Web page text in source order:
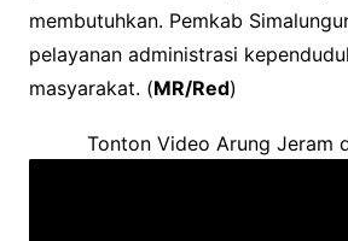
membutuhkan. Pemkab
pelayanan administrasi
masyarakat. (MR/Red)
Tonton Video Arung Jeram